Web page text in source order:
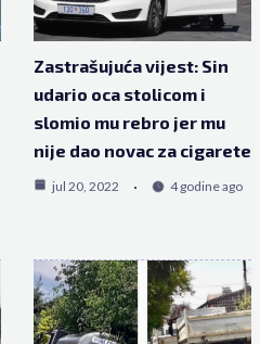
Zastrašujuća vijest: Sin
udario oca stolicom i
slomio mu rebro jer mu
nije dao novac za cigarete
jul 20, 2022 4 godine ago